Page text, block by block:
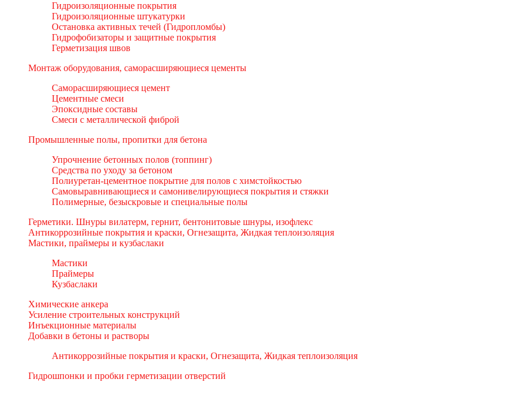
Гидроизоляционные покрытия
Гидроизоляционные штукатурки
Остановка активных течей (Гидропломбы)
Гидрофобизаторы и защитные покрытия
Герметизация швов
Монтаж оборудования, саморасширяющиеся цементы
Саморасширяющиеся цемент
Цементные смеси
Эпоксидные составы
Смеси с металлической фиброй
Промышленные полы, пропитки для бетона
Упрочнение бетонных полов (топпинг)
Средства по уходу за бетоном
Полиуретан-цементное покрытие для полов с химстойкостью
Самовыравнивающиеся и самонивелирующиеся покрытия и стяжки
Полимерные, безыскровые и специальные полы
Герметики. Шнуры вилатерм, гернит, бентонитовые шнуры, изофлекс
Антикоррозийные покрытия и краски, Огнезащита, Жидкая теплоизоляция
Мастики, праймеры и кузбаслаки
Мастики
Праймеры
Кузбаслаки
Химические анкера
Усиление строительных конструкций
Инъекционные материалы
Добавки в бетоны и растворы
Антикоррозийные покрытия и краски, Огнезащита, Жидкая теплоизоляция
Гидрошпонки и пробки герметизации отверстий